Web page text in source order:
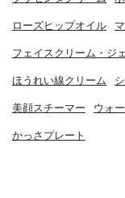
ローズヒップオイル
フェイスクリーム・ジ
ほうれい線クリーム
美顔スチーマー ウォ
かっさプレート